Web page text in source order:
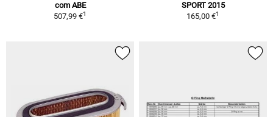
com ABE
507,99 €1
SPORT 2015
165,00 €1